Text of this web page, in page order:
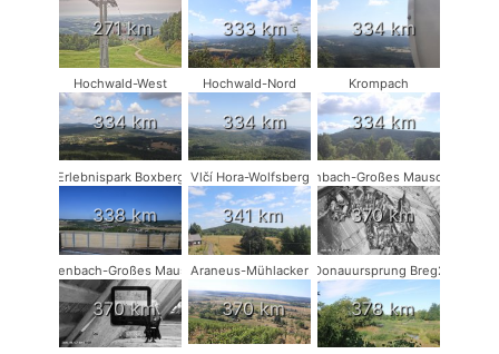
271 km 333 km 334 km
Hochwald-West
334 km
Hochwald-Nord
334 km
Krompach
334 km
Erlebnispark Boxberg
338 km
Vlčí Hora-Wolfsberg
341 km
Rodenbach-Großes Mausohr #2
370 km
Rodenbach-Großes Mausohr
370 km
Araneus-Mühlacker
370 km
Donauursprung Breg2
378 km